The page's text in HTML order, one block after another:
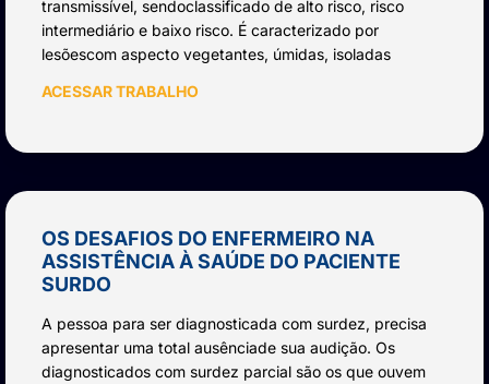
transmissível, sendoclassificado de alto risco, risco
intermediário e baixo risco. É caracterizado por
lesõescom aspecto vegetantes, úmidas, isoladas
ACESSAR TRABALHO
OS DESAFIOS DO ENFERMEIRO NA
ASSISTÊNCIA À SAÚDE DO PACIENTE
SURDO
A pessoa para ser diagnosticada com surdez, precisa
apresentar uma total ausênciade sua audição. Os
diagnosticados com surdez parcial são os que ouvem